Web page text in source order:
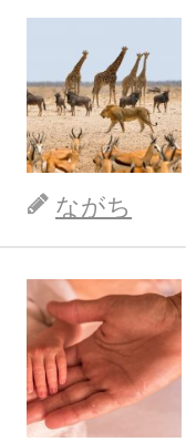
ながち